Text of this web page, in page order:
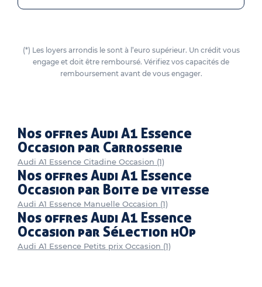
(*) Les loyers arrondis le sont à l’euro supérieur. Un crédit vous
engage et doit être remboursé. Vérifiez vos capacités de
remboursement avant de vous engager.
Nos offres Audi A1 Essence
Occasion par Carrosserie
Audi A1 Essence Citadine Occasion (1)
Nos offres Audi A1 Essence
Occasion par Boite de vitesse
Audi A1 Essence Manuelle Occasion (1)
Nos offres Audi A1 Essence
Occasion par Sélection hOp
Audi A1 Essence Petits prix Occasion (1)